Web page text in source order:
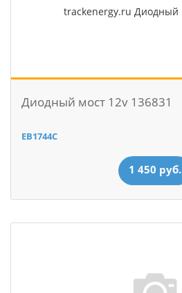
Диодный мост 12v 136831
EB1744C
1 450 руб.